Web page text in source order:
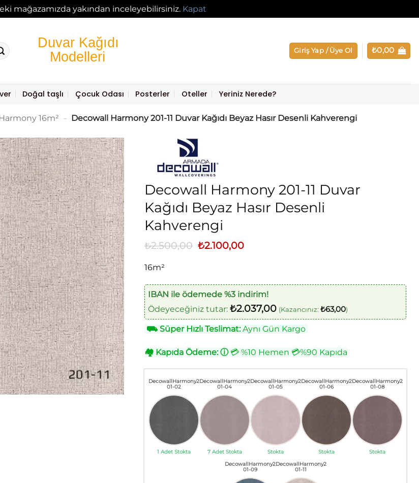
mağazamızda yakından inceleyebilirsiniz. Kapat
Giriş Yap / Üye Ol ₺0,00
Doğal taşlı Çocuk Odası Posterler Oteller Yeriniz Nerede?
16m² - Decowall Harmony 201-11 Duvar Kağıdı Beyaz Hasır Desenli Kahverengi
Decowall Harmony 201-11 Duvar
Kağıdı Beyaz Hasır Desenli
Kahverengi
₺2.500,00 Orijinal
₺2.100,00Şu
16m²
IBAN ile ödemede %3 indirim!
Ödeyeceğiniz tutar: ₺2.037,00 (Kazancınız: ₺63,00)
⛟Süper Hızlı Teslimat:Aynı Gün Kargo
🏘 Kapıda Ödeme: ⓘ💳 %10 Hemen 💳%90 Kapıda
DecowallHarmony2
01-02
1 Adet Stokta
DecowallHarmony2
01-04
7 Adet Stokta
DecowallHarmony2
01-05
Stokta
DecowallHarmony2
01-06
Stokta
DecowallHarmony2
01-08
Stokta
DecowallHarmony2
01-09
DecowallHarmony2
01-11